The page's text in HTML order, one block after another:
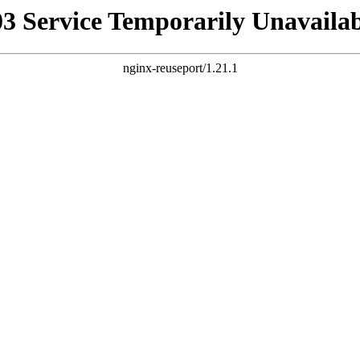
Service Temporarily
nginx-reuseport/1.21.1